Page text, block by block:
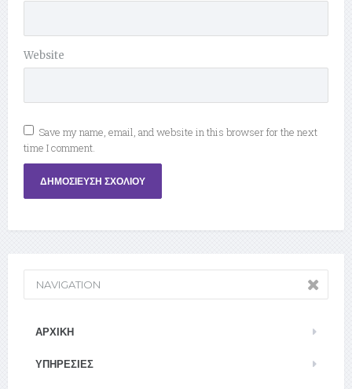
Website
Save my name, email, and website in this browser for the next
time I comment.
NAVIGATION
ΑΡΧΙΚΉ
ΥΠΗΡΕΣΊΕΣ